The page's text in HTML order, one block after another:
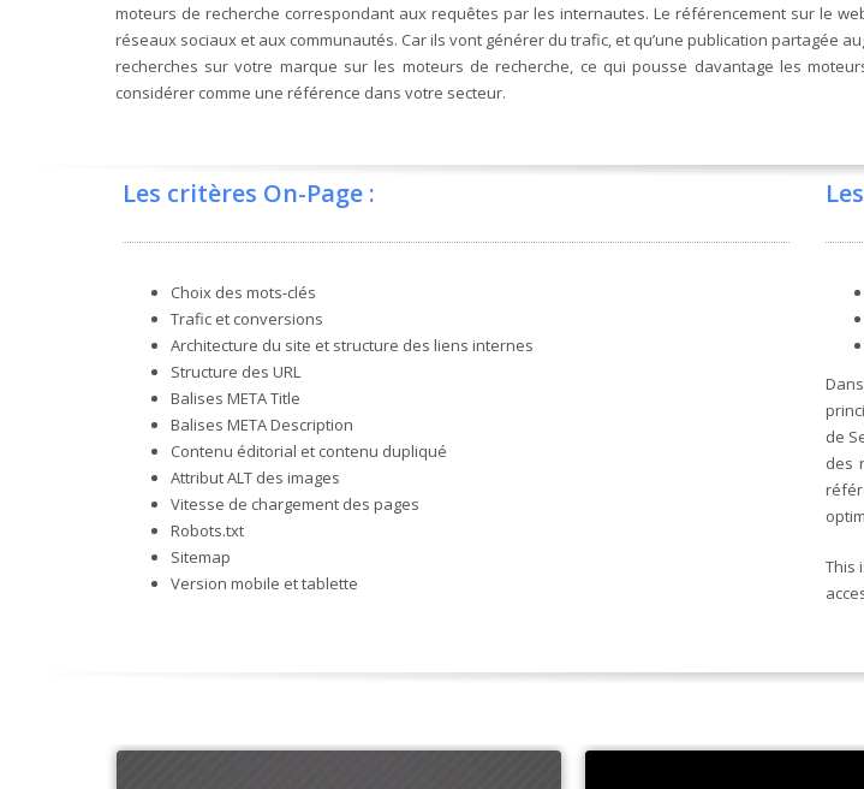
moteurs de recherche correspondant aux requêtes par les internautes. Le référencement sur le
réseaux sociaux et aux communautés. Car ils vont générer du trafic, et qu’une publication partagée
recherches sur votre marque sur les moteurs de recherche, ce qui pousse davantage les
considérer comme une référence dans votre secteur.
Les critères On-Page :
Choix des mots-clés
Trafic et conversions
Architecture du site et structure des liens internes
Structure des URL
Balises META Title
Balises META Description
Contenu éditorial et contenu dupliqué
Attribut ALT des images
Vitesse de chargement des pages
Robots.txt
Sitemap
Version mobile et tablette
de
des
This